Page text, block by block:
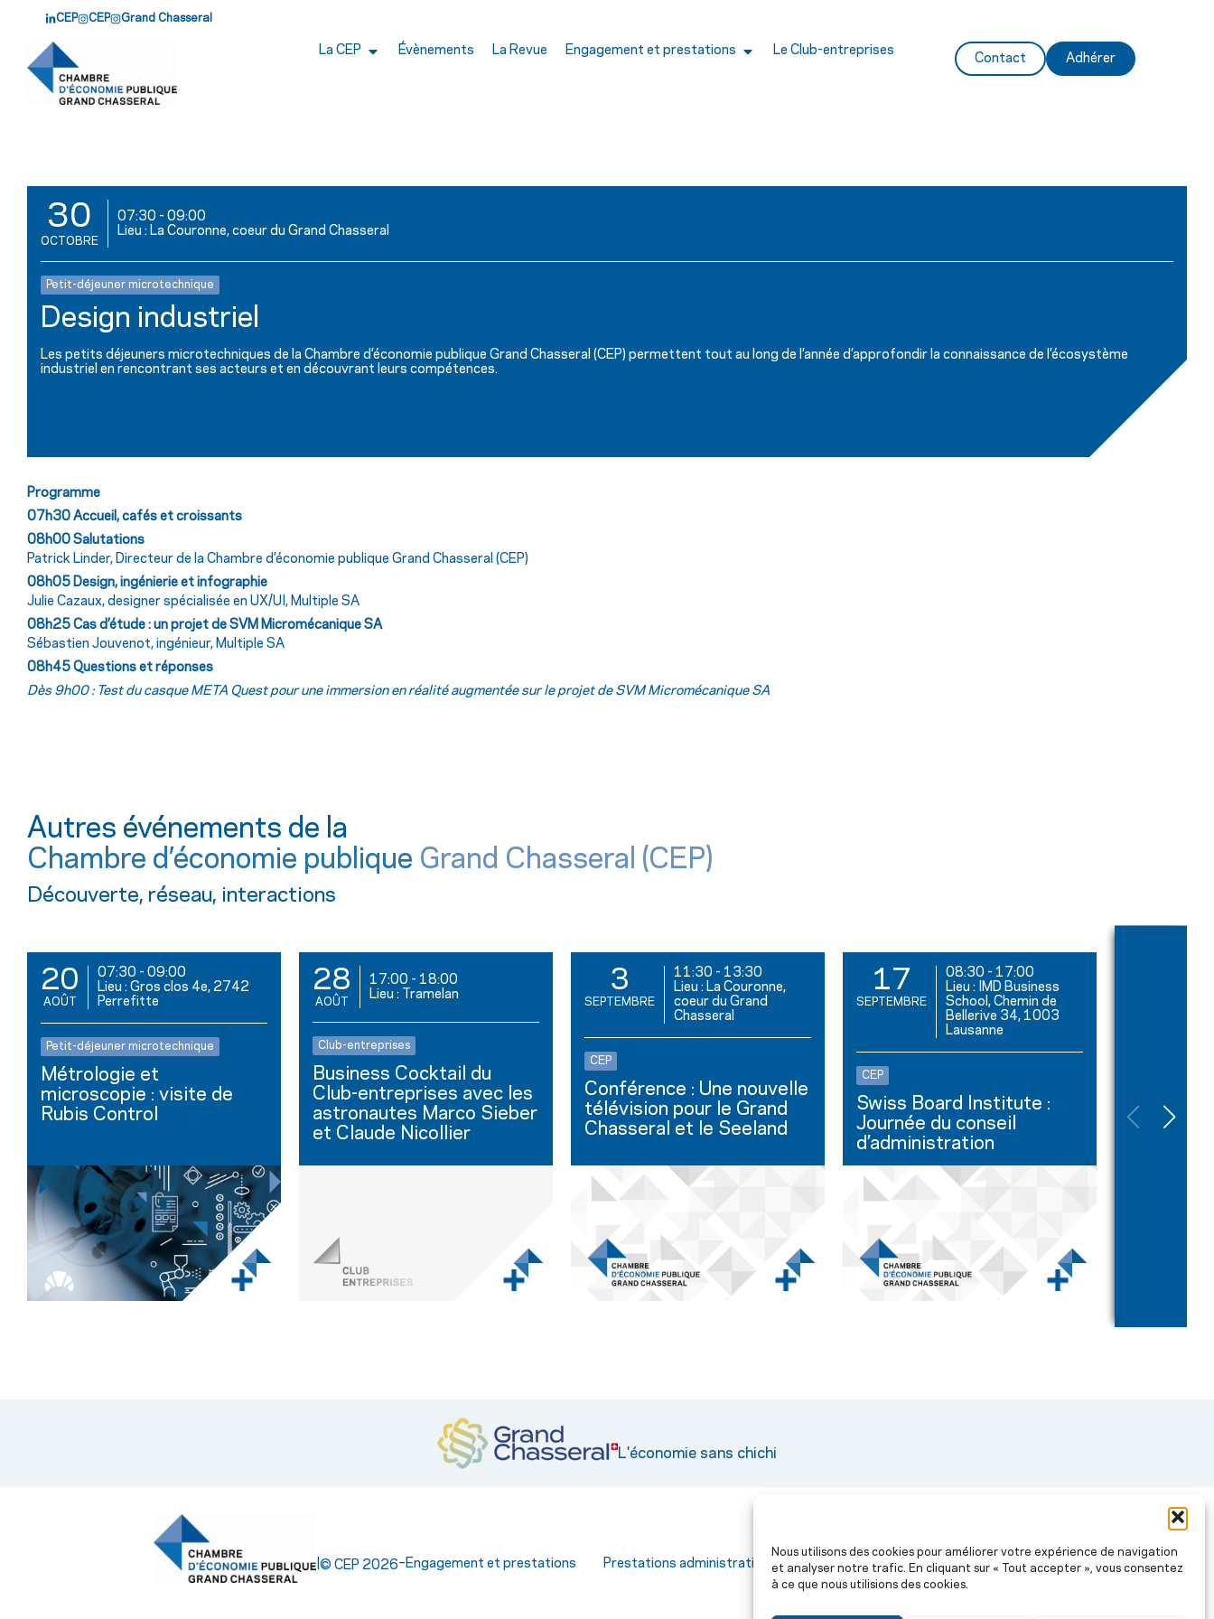
Nous utilisons des cookies pour améliorer votre expérience de navigation
et analyser notre trafic. En cliquant sur « Tout accepter », vous consentez
à ce que nous utilisions des cookies.
CEP CEP Grand Chasseral
La CEP Évènements La Revue Engagement et prestations Le Club-entreprises
Contact Adhérer
30
OCTOBRE
07:30 - 09:00
Lieu : La Couronne, coeur du Grand Chasseral
Petit-déjeuner microtechnique
Design industriel
Les petits déjeuners microtechniques de la Chambre d’économie publique Grand Chasseral (CEP) permettent tout au long de l’année d’approfondir la connaissance de l’écosystème
industriel en rencontrant ses acteurs et en découvrant leurs compétences.
Programme
07h30 Accueil, cafés et croissants
08h00 Salutations
Patrick Linder, Directeur de la Chambre d’économie publique Grand Chasseral (CEP)
08h05 Design, ingénierie et infographie
Julie Cazaux, designer spécialisée en UX/UI, Multiple SA
08h25 Cas d’étude : un projet de SVM Micromécanique SA
Sébastien Jouvenot, ingénieur, Multiple SA
08h45 Questions et réponses
Dès 9h00 : Test du casque META Quest pour une immersion en réalité augmentée sur le projet de SVM Micromécanique SA
Autres événements de la
Chambre d’économie publique Grand Chasseral (CEP)
Découverte, réseau, interactions
20
AOÛT
07:30 - 09:00
Lieu : Gros clos 4e, 2742
Perrefitte
Petit-déjeuner microtechnique
Métrologie et
microscopie : visite de
Rubis Control
28
AOÛT
17:00 - 18:00
Lieu : Tramelan
Club-entreprises
Business Cocktail du
Club-entreprises avec les
astronautes Marco Sieber
et Claude Nicollier
3
SEPTEMBRE
11:30 - 13:30
Lieu : La Couronne,
coeur du Grand
Chasseral
CEP
Conférence : Une nouvelle
télévision pour le Grand
Chasseral et le Seeland
17
SEPTEMBRE
08:30 - 17:00
Lieu : IMD Business
School, Chemin de
Bellerive 34, 1003
Lausanne
CEP
Swiss Board Institute :
Journée du conseil
d’administration
de Zesar
L'économie sans chichi
| © CEP 2026– Engagement et prestations Prestations administratives Stratégie économique 2030 La Revue